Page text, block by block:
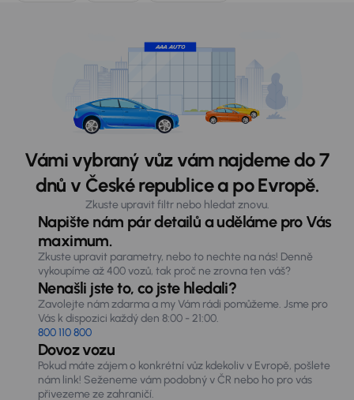
Vámi vybraný vůz vám najdeme do 7
dnů v České republice a po Evropě.
Zkuste upravit filtr nebo hledat znovu.
Napište nám pár detailů a uděláme pro Vás
maximum.
Zkuste upravit parametry, nebo to nechte na nás! Denně
vykoupíme až 400 vozů, tak proč ne zrovna ten váš?
Nenašli jste to, co jste hledali?
Zavolejte nám zdarma a my Vám rádi pomůžeme. Jsme pro
Vás k dispozici každý den 8:00 - 21:00.
800 110 800
Dovoz vozu
Pokud máte zájem o konkrétní vůz kdekoliv v Evropě, pošlete
nám link! Seženeme vám podobný v ČR nebo ho pro vás
přivezeme ze zahraničí.